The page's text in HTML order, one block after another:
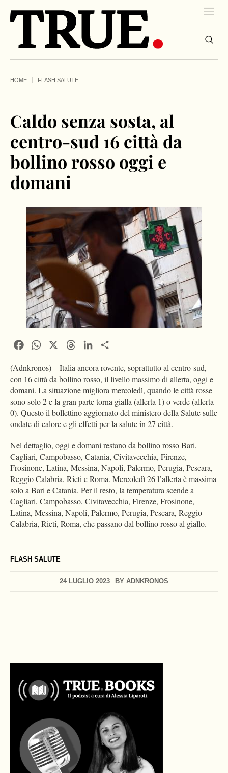
HOME FLASH SALUTE
FLASH SALUTE
Caldo senza sosta, al
centro-sud 16 città da
bollino rosso oggi e
domani
24 LUGLIO 2023 BY ADNKRONOS
FacebookWhatsApp ThreadsLinkedIn
(Adnkronos) – Italia ancora rovente, soprattutto al centro-sud,
con 16 città da bollino rosso, il livello massimo di allerta, oggi e
domani. La situazione migliora mercoledì, quando le città rosse
sono solo 2 e la gran parte torna gialla (allerta 1) o verde (allerta
0). Questo il bollettino aggiornato del ministero della Salute sulle
ondate di calore e gli effetti per la salute in 27 città.
Nel dettaglio, oggi e domani restano da bollino rosso Bari,
Cagliari, Campobasso, Catania, Civitavecchia, Firenze,
Frosinone, Latina, Messina, Napoli, Palermo, Perugia, Pescara,
Reggio Calabria, Rieti e Roma. Mercoledì 26 l’allerta è massima
solo a Bari e Catania. Per il resto, la temperatura scende a
Cagliari, Campobasso, Civitavecchia, Firenze, Frosinone,
Latina, Messina, Napoli, Palermo, Perugia, Pescara, Reggio
Calabria, Rieti, Roma, che passano dal bollino rosso al giallo.